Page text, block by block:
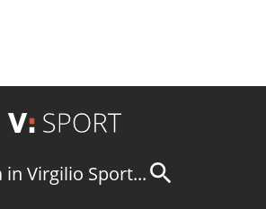
in Virgilio Sport...